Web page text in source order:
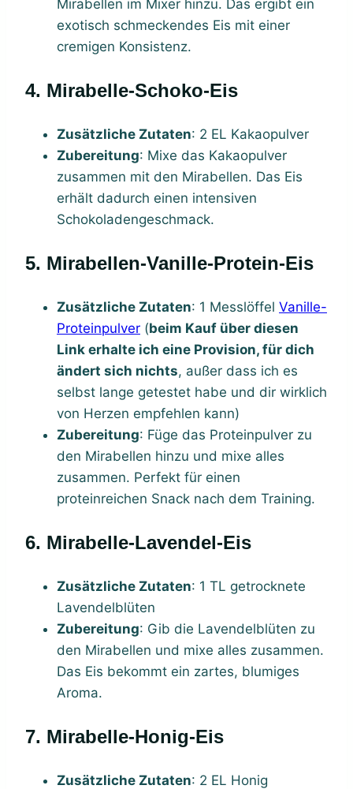
Mirabellen im Mixer hinzu. Das ergibt ein
exotisch schmeckendes Eis mit einer
cremigen Konsistenz.
4. Mirabelle-Schoko-Eis
Zusätzliche Zutaten: 2 EL Kakaopulver
Zubereitung: Mixe das Kakaopulver
zusammen mit den Mirabellen. Das Eis
erhält dadurch einen intensiven
Schokoladengeschmack.
5. Mirabellen-Vanille-Protein-Eis
Zusätzliche Zutaten: 1 Messlöffel Vanille-
Proteinpulver (beim Kauf über diesen
Link erhalte ich eine Provision, für dich
ändert sich nichts, außer dass ich es
selbst lange getestet habe und dir wirklich
von Herzen empfehlen kann)
Zubereitung: Füge das Proteinpulver zu
den Mirabellen hinzu und mixe alles
zusammen. Perfekt für einen
proteinreichen Snack nach dem Training.
6. Mirabelle-Lavendel-Eis
Zusätzliche Zutaten: 1 TL getrocknete
Lavendelblüten
Zubereitung: Gib die Lavendelblüten zu
den Mirabellen und mixe alles zusammen.
Das Eis bekommt ein zartes, blumiges
Aroma.
7. Mirabelle-Honig-Eis
Zusätzliche Zutaten: 2 EL Honig